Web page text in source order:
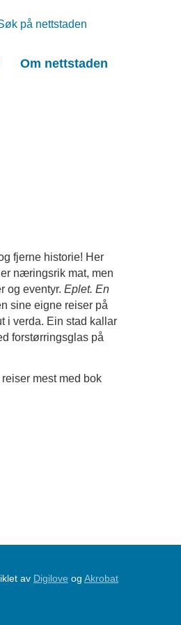
Om nettstaden
fjerne historie! Her
næringsrik mat, men
og eventyr. Eplet. En
sine eigne reiser på
i verda. Ein stad kallar
forstørringsglas på
mest med bok
av Digilove og Akrobat